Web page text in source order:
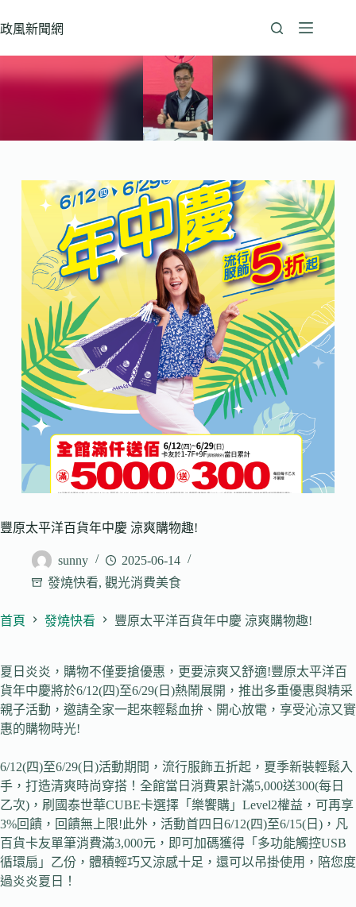
至
政風新聞網
豐原太平洋百貨年中慶 涼爽購物趣!
sunny
2025-06-14
發燒快看, 觀光消費美食
首頁 發燒快看 豐原太平洋百貨年中慶 涼爽購物趣!
夏日炎炎，購物不僅要搶優惠，更要涼爽又舒適!豐原太平洋百
貨年中慶將於6/12(四)至6/29(日)熱鬧展開，推出多重優惠與精采
親子活動，邀請全家一起來輕鬆血拚、開心放電，享受沁涼又實
惠的購物時光!
6/12(四)至6/29(日)活動期間，流行服飾五折起，夏季新裝輕鬆入
手，打造清爽時尚穿搭！全館當日消費累計滿5,000送300(每日
乙次)，刷國泰世華CUBE卡選擇「樂饗購」Level2權益，可再享
3%回饋，回饋無上限!此外，活動首四日6/12(四)至6/15(日)，凡
百貨卡友單筆消費滿3,000元，即可加碼獲得「多功能觸控USB
循環扇」乙份，體積輕巧又涼感十足，還可以吊掛使用，陪您度
過炎炎夏日！